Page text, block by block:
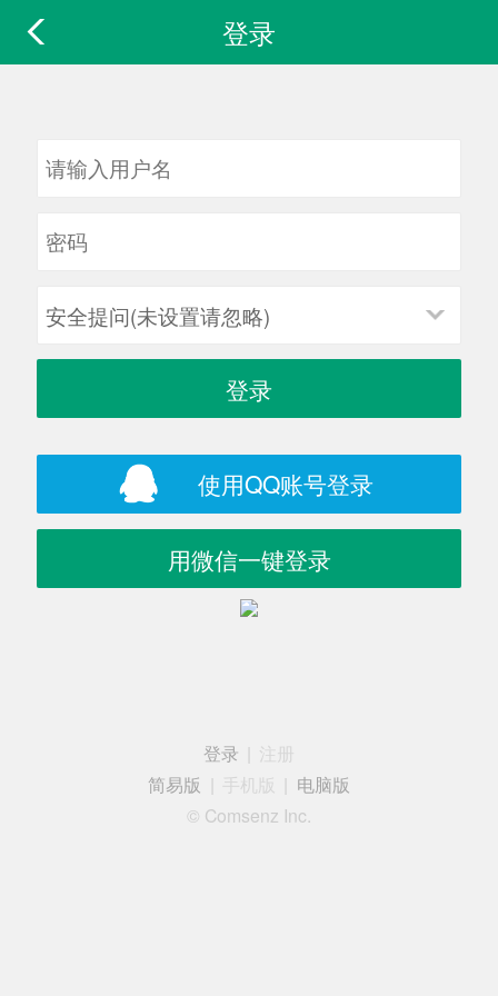
登录
安全提问(未设置请忽略)
登录
使用QQ账号登录
用微信一键登录
登录
注册
简易版
手机版
电脑版
© Comsenz Inc.